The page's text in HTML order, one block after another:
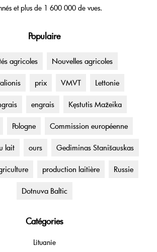
et plus de 1 600 000 de vues.
Populaire
agricoles Nouvelles agricoles
prix VMVT Lettonie
engrais Kęstutis Mažeika
Pologne Commission européenne
lait ours Gediminas Stanišauskas
production laitière Russie
Dotnuva Baltic
Catégories
Lituanie